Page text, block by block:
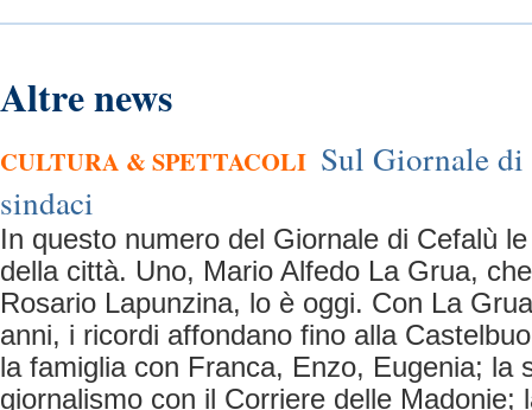
Altre news
CULTURA & SPETTACOLI Sul Giornale di
sindaci
In questo numero del Giornale di Cefalù
della città. Uno, Mario Alfedo La Grua,
Rosario Lapunzina, lo è oggi. Con La
anni, i ricordi affondano fino alla
la famiglia con Franca, Enzo, Eugenia; la
giornalismo con il Corriere delle Madonie;